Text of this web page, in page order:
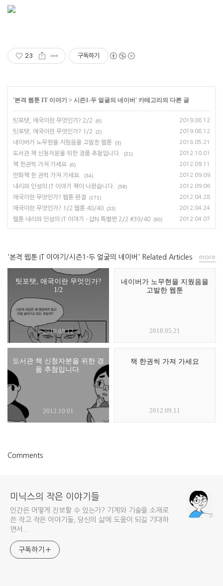
23 구독하기
'본격 웹툰 IT 이야기 > 시즌1-두 얼굴의 네이버 ' 카테고리의 다른 글
팃포탯, 애국이란 무엇인가? 2/2 (6) 2019.08.12
팃포탯, 애국이란 무엇인가? 1/2 (2) 2019.08.12
네이버가 노무현을 지웠음을 고발한 웹툰 (3) 2018.05.21
도서관 책 신청자분을 위한 경품 추첨입니다. (21) 2012.10.01
책 한권씩 가져 가세요 (0) 2012.09.11
만화책 한 권씩 가져 가세요. (34) 2012.09.09
내리와 인성의 IT 이야기 책이 나왔습니다. (58) 2012.09.06
애국이란 무엇인가? 웹툰 완결 (171) 2012.04.28
애국이란 무엇인가? 1/2 웹툰 40/40 (33) 2012.04.24
웹툰 내리와 인성의 IT 이야기 - 샵N 특별편 2/2 #39/40 (90) 2012.04.07
'본격 웹툰 IT 이야기/시즌1-두 얼굴의 네이버' Related Articles
팃포탯, 애국이란 무엇인가?
1/2
2019.08.12
네이버가 노무현을 지웠음을
고발한 웹툰
2018.05.21
도서관 책 신청자분을 위한 경
품 추첨입니다.
2012.10.01
책 한권씩 가져 가세요
2012.09.11
more
Comments
미닉스의 작은 이야기들
인간은 어떻게 진보할 수 있는가? 기계와 기술을 소재로
쓴 작고 작은 이야기들, 당신의 삶에 도움이 되길 기대하
면서...
구독하기